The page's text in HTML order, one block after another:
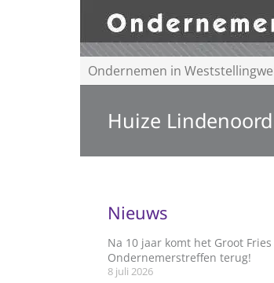
Ondernemen in
Huize Lindenoord
Nieuws
Na 10 jaar komt het Groot Fries
Ondernemerstreffen terug!
8 juli 2026